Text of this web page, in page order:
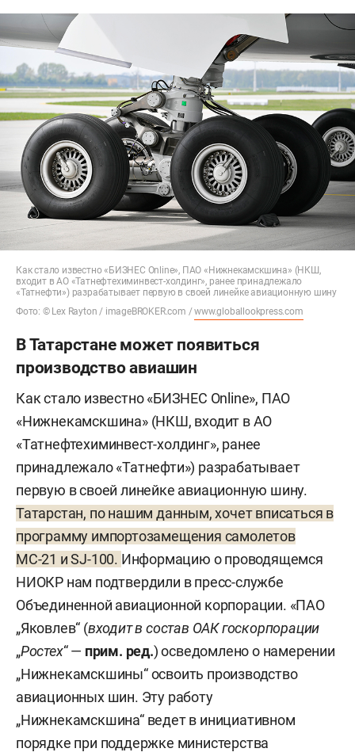
Как стало известно «БИЗНЕС Online», ПАО «Нижнекамскшина» (НКШ,
входит в АО «Татнефтехиминвест-холдинг», ранее принадлежало
«Татнефти») разрабатывает первую в своей линейке авиационную шину
Фото: © Lex Rayton / imageBROKER.com /www.globallookpress.com
В Татарстане может появиться
производство авиашин
Как стало известно «БИЗНЕС Online», ПАО
«Нижнекамскшина» (НКШ, входит в АО
«Татнефтехиминвест-холдинг», ранее
принадлежало «Татнефти») разрабатывает
первую в своей линейке авиационную шину.
Татарстан, по нашим данным, хочет вписаться в
программу импортозамещения самолетов
МС-21 и SJ-100. Информацию о проводящемся
НИОКР нам подтвердили в пресс-службе
Объединенной авиационной корпорации. «ПАО
„Яковлев“ (входит в состав ОАК госкорпорации
„Ростех“ — прим. ред.) осведомлено о намерении
„Нижнекамскшины“ освоить производство
авиационных шин. Эту работу
„Нижнекамскшина“ ведет в инициативном
порядке при поддержке министерства